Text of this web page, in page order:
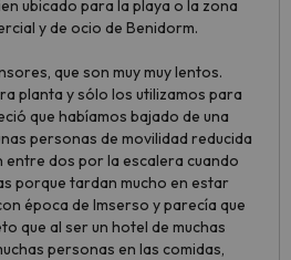
ubicado para la playa o la zona
y de ocio de Benidorm.
que son muy muy lentos.
planta y sólo los utilizamos para
que habíamos bajado de una
personas de movilidad reducida
entre dos por la escalera cuando
porque tardan mucho en estar
época de Imserso y parecía que
que al ser un hotel de muchas
personas en las comidas,